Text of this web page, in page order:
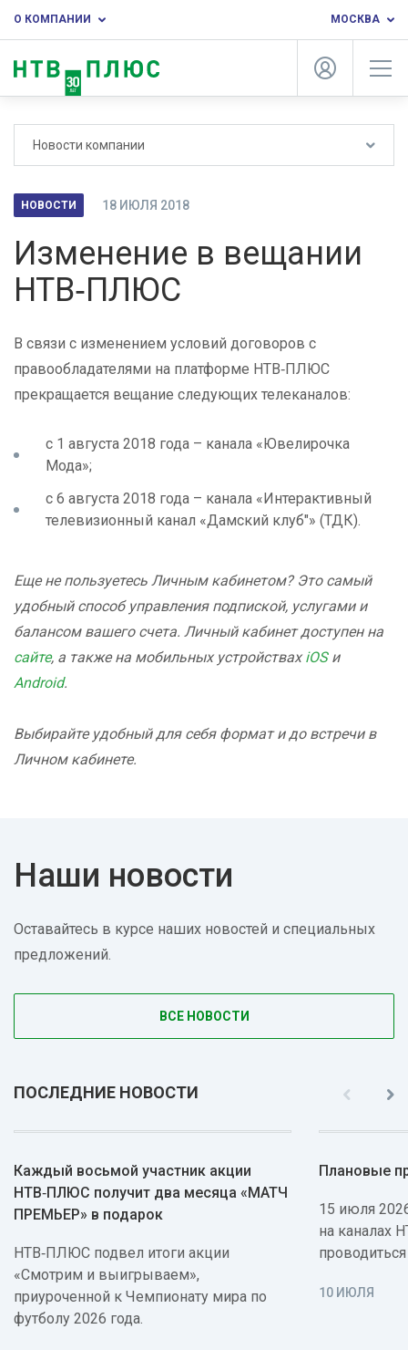
О КОМПАНИИ МОСКВА
Новости компании
НОВОСТИ 18 ИЮЛЯ 2018
Изменение в вещании
НТВ‑ПЛЮС
В связи с изменением условий договоров с
правообладателями на платформе НТВ‑ПЛЮС
прекращается вещание следующих телеканалов:
с 1 августа 2018 года – канала «Ювелирочка
Мода»;
с 6 августа 2018 года – канала «Интерактивный
телевизионный канал «Дамский клуб"» (ТДК).
Еще не пользуетесь Личным кабинетом? Это самый
удобный способ управления подпиской, услугами и
балансом вашего счета. Личный кабинет доступен на
сайте, а также на мобильных устройствахiOSи
Android.
Выбирайте удобный для себя формат и до встречи в
Личном кабинете.
Наши новости
Оставайтесь в курсе наших новостей и специальных
предложений.
ВСЕ НОВОСТИ
ПОСЛЕДНИЕ НОВОСТИ
Каждый восьмой участник акции
НТВ‑ПЛЮС получит два месяца «МАТЧ
ПРЕМЬЕР» в подарок
НТВ‑ПЛЮС подвел итоги акции
«Смотрим и выигрываем»,
приуроченной к Чемпионату мира по
футболу 2026 года.
Плановые
15 июля
на каналах
10 ИЮЛЯ